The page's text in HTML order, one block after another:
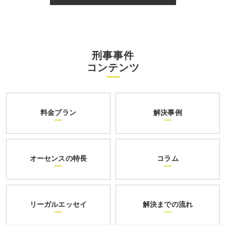
刑事事件
コンテンツ
料金プラン 解決事例
オーセンスの特長 コラム
リーガルエッセイ 解決までの流れ